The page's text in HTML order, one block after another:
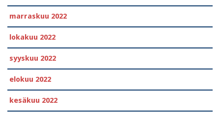
marraskuu 2022
lokakuu 2022
syyskuu 2022
elokuu 2022
kesäkuu 2022